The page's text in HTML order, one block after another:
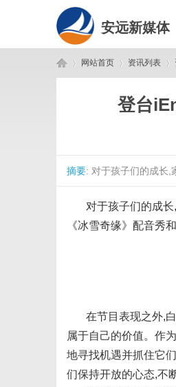
安远新媒体
网站首页 资讯列表
登台
摘要: 对于孩子们的成长,
对于孩子们的成
《冰雪奇缘》配音秀
在节目表现之外,
属于自己的价值。作
地寻找机遇并抓住它
们保持开放的心态,不